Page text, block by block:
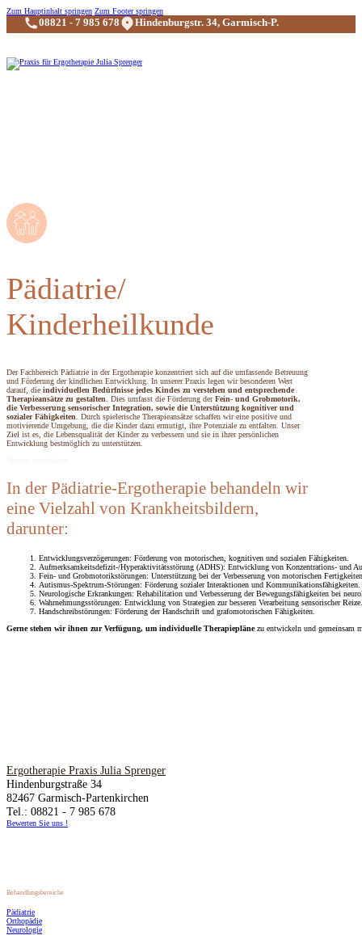
Zum Hauptinhalt springen Zum Footer springen
08821 - 7 985 678 Hindenburgstr. 34, Garmisch-P.
Pädiatrie/
Kinderheilkunde
Der Fachbereich Pädiatrie in der Ergotherapie konzentriert sich auf die umfassende Betreuung
und Förderung der kindlichen Entwicklung. In unserer Praxis legen wir besonderen Wert
darauf, die individuellen Bedürfnisse jedes Kindes zu verstehen und entsprechende
Therapieansätze zu gestalten . Dies umfasst die Förderung derFein- und Grobmotorik,
die Verbesserung sensorischer Integration, sowie die Unterstützung kognitiver und
sozialer Fähigkeiten . Durch spielerische Therapieansätze schaffen wir eine positive und
motivierende Umgebung, die die Kinder dazu ermutigt, ihre Potenziale zu entfalten. Unser
Ziel ist es, die Lebensqualität der Kinder zu verbessern und sie in ihrer persönlichen
Entwicklung bestmöglich zu unterstützen.
In der Pädiatrie-Ergotherapie behandeln wir
eine Vielzahl von Krankheitsbildern,
darunter:
Entwicklungsverzögerungen: Förderung von motorischen, kognitiven und sozialen Fähigkeiten.
Aufmerksamkeitsdefizit-/Hyperaktivitätsstörung (ADHS): Entwicklung von Konzentrations- und
Fein- und Grobmotorikstörungen: Unterstützung bei der Verbesserung von motorischen
Autismus-Spektrum-Störungen: Förderung sozialer Interaktionen und Kommunikationsfähigkeiten.
Neurologische Erkrankungen: Rehabilitation und Verbesserung der Bewegungsfähigkeiten bei
Wahrnehmungsstörungen: Entwicklung von Strategien zur besseren Verarbeitung sensorischer Reize.
Handschreibstörungen: Förderung der Handschrift und grafomotorischen Fähigkeiten.
Gerne stehen wir ihnen zur Verfügung, um individuelle Therapieplänezu entwickeln und gemeinsam
Ergotherapie Praxis Julia Sprenger
Hindenburgstraße 34
82467 Garmisch-Partenkirchen
Tel.: 08821 - 7 985 678
Bewerten Sie uns !
Behandlungsbereiche
Pädiatrie
Orthopädie
Neurologie